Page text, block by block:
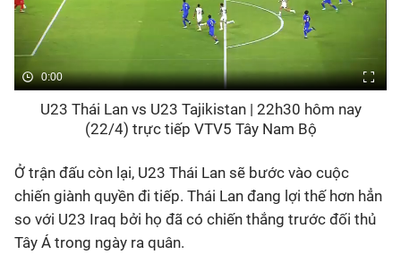
0:00
U23 Thái Lan vs U23 Tajikistan | 22h30 hôm nay
(22/4) trực tiếp VTV5 Tây Nam Bộ
Ở trận đấu còn lại, U23 Thái Lan sẽ bước vào cuộc
chiến giành quyền đi tiếp. Thái Lan đang lợi thế hơn hẳn
so với U23 Iraq bởi họ đã có chiến thắng trước đối thủ
Tây Á trong ngày ra quân.